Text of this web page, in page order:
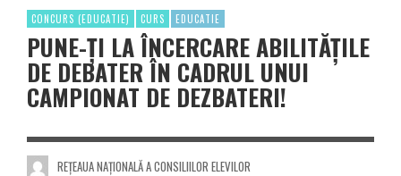
CONCURS (EDUCATIE) CURS EDUCATIE
PUNE-ȚI LA ÎNCERCARE ABILITĂȚILE
DE DEBATER ÎN CADRUL UNUI
CAMPIONAT DE DEZBATERI!
REȚEAUA NAȚIONALĂ A CONSILIILOR ELEVILOR